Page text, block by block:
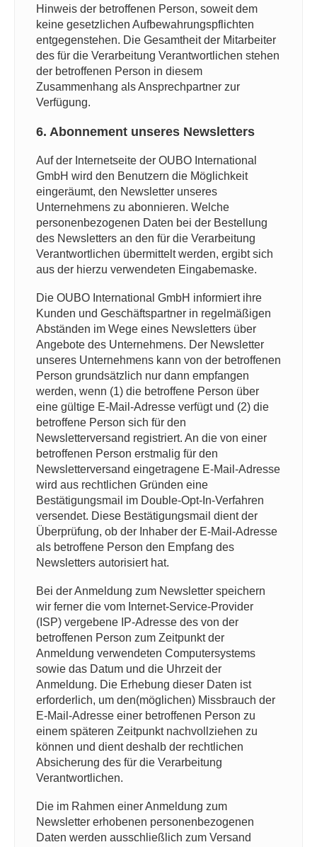
Hinweis der betroffenen Person, soweit dem
keine gesetzlichen Aufbewahrungspflichten
entgegenstehen. Die Gesamtheit der Mitarbeiter
des für die Verarbeitung Verantwortlichen stehen
der betroffenen Person in diesem
Zusammenhang als Ansprechpartner zur
Verfügung.
6. Abonnement unseres Newsletters
Auf der Internetseite der OUBO International
GmbH wird den Benutzern die Möglichkeit
eingeräumt, den Newsletter unseres
Unternehmens zu abonnieren. Welche
personenbezogenen Daten bei der Bestellung
des Newsletters an den für die Verarbeitung
Verantwortlichen übermittelt werden, ergibt sich
aus der hierzu verwendeten Eingabemaske.
Die OUBO International GmbH informiert ihre
Kunden und Geschäftspartner in regelmäßigen
Abständen im Wege eines Newsletters über
Angebote des Unternehmens. Der Newsletter
unseres Unternehmens kann von der betroffenen
Person grundsätzlich nur dann empfangen
werden, wenn (1) die betroffene Person über
eine gültige E-Mail-Adresse verfügt und (2) die
betroffene Person sich für den
Newsletterversand registriert. An die von einer
betroffenen Person erstmalig für den
Newsletterversand eingetragene E-Mail-Adresse
wird aus rechtlichen Gründen eine
Bestätigungsmail im Double-Opt-In-Verfahren
versendet. Diese Bestätigungsmail dient der
Überprüfung, ob der Inhaber der E-Mail-Adresse
als betroffene Person den Empfang des
Newsletters autorisiert hat.
Bei der Anmeldung zum Newsletter speichern
wir ferner die vom Internet-Service-Provider
(ISP) vergebene IP-Adresse des von der
betroffenen Person zum Zeitpunkt der
Anmeldung verwendeten Computersystems
sowie das Datum und die Uhrzeit der
Anmeldung. Die Erhebung dieser Daten ist
erforderlich, um den(möglichen) Missbrauch der
E-Mail-Adresse einer betroffenen Person zu
einem späteren Zeitpunkt nachvollziehen zu
können und dient deshalb der rechtlichen
Absicherung des für die Verarbeitung
Verantwortlichen.
Die im Rahmen einer Anmeldung zum
Newsletter erhobenen personenbezogenen
Daten werden ausschließlich zum Versand